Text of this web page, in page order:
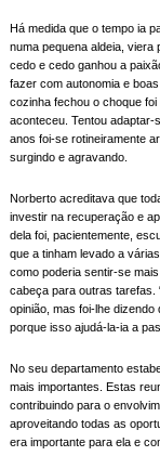
Há medida que o tempo ia
numa pequena aldeia, viera
cedo e cedo ganhou a
fazer com autonomia e
cozinha fechou o choque
aconteceu. Tentou
anos foi-se rotineiramente
surgindo e agravando.
Norberto acreditava que
investir na recuperação e
dela foi, pacientemente,
que a tinham levado a
como poderia sentir-se
cabeça para outras tarefas.
opinião, mas foi-lhe
porque isso ajudá-la-ia a
No seu departamento
mais importantes. Estas
contribuindo para o
aproveitando todas as
era importante para ela e